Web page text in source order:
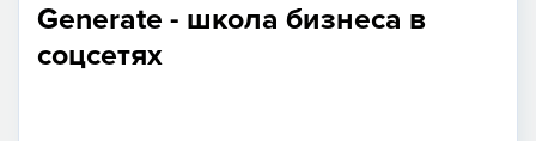
Generate - школа бизнеса в
соцсетях